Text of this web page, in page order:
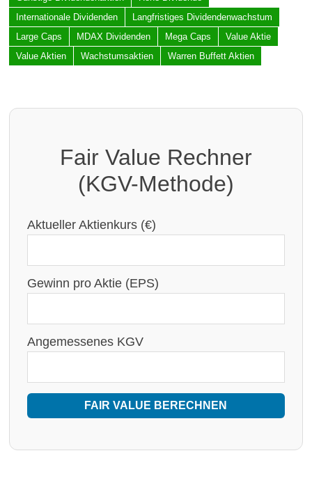
Internationale Dividenden
Langfristiges Dividendenwachstum
Large Caps
MDAX Dividenden Mega Caps
Value Aktie
Value Aktien
Wachstumsaktien Warren Buffett Aktien
Fair Value Rechner
(KGV-Methode)
Aktueller Aktienkurs (€)
Gewinn pro Aktie (EPS)
Angemessenes KGV
FAIR VALUE BERECHNEN